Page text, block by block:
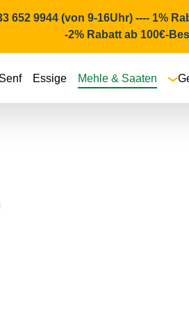
652 9944 (von 9-16Uhr) ---- 1%
-2% Rabatt ab 100€-
Senf Essige Mehle & Saaten